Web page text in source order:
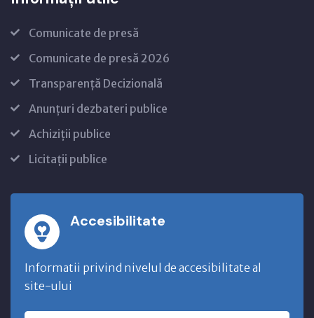
Comunicate de presă
Comunicate de presă 2026
Transparență Decizională
Anunțuri dezbateri publice
Achiziții publice
Licitații publice
Accesibilitate
Informatii privind nivelul de accesibilitate al
site-ului